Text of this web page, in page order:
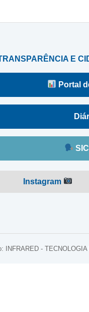
E
Portal
Instagram
INFRARED -